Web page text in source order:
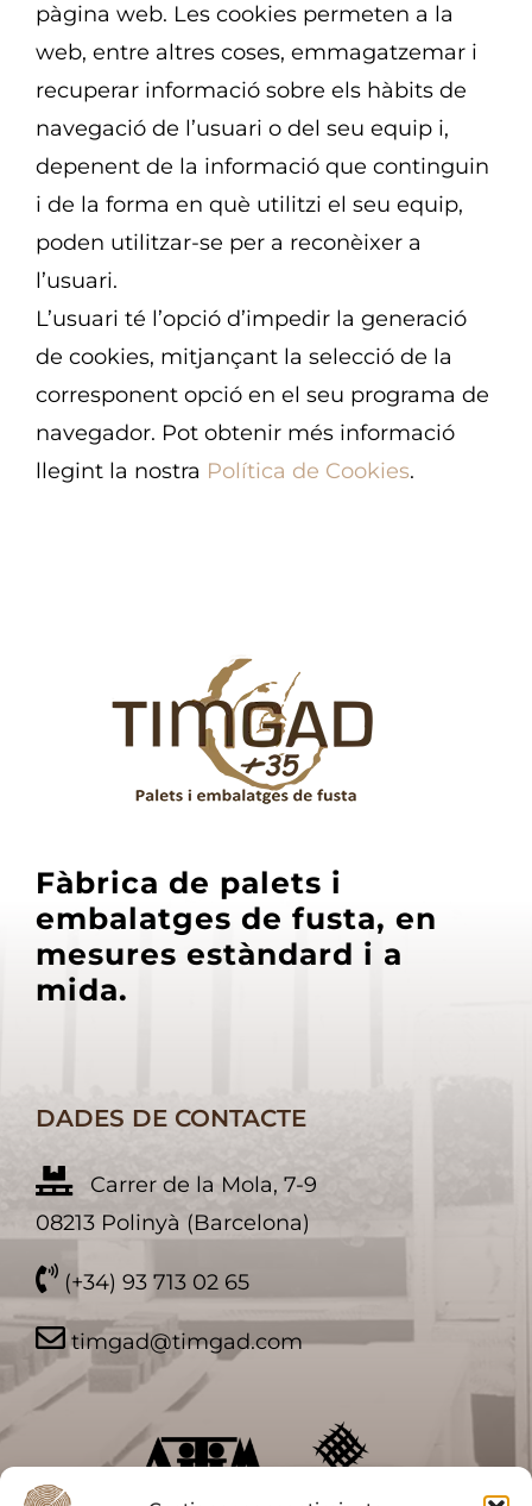
pàgina web. Les cookies permeten a la
web, entre altres coses, emmagatzemar i
recuperar informació sobre els hàbits de
navegació de l’usuari o del seu equip i,
depenent de la informació que continguin
i de la forma en què utilitzi el seu equip,
poden utilitzar-se per a reconèixer a
l’usuari.
L’usuari té l’opció d’impedir la generació
de cookies, mitjançant la selecció de la
corresponent opció en el seu programa de
navegador. Pot obtenir més informació
llegint la nostra Política de Cookies.
Fàbrica de palets i
embalatges de fusta, en
mesures estàndard i a
mida.
DADES DE CONTACTE
Carrer de la Mola, 7-9
08213 Polinyà (Barcelona)
(+34) 93 713 02 65
timgad@timgad.com